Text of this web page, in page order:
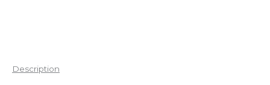
Description